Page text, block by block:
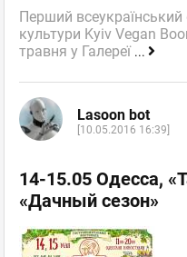
Перший
культури Kyiv Vegan
травня у Галереї ...
Lasoon bot
[10.05.2016 16:39]
14-15.05 Одесса,
«Дачный сезон»